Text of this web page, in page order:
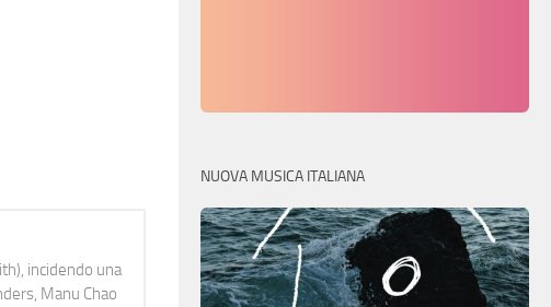
incidendo una
Manu Chao
NUOVA MUSICA ITALIANA